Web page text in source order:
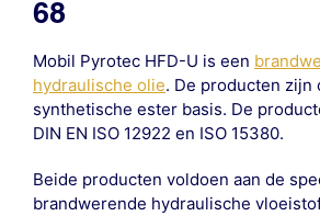
68
Mobil Pyrotec HFD-U is een
hydraulische olie. De producten zijn
synthetische ester basis. De
DIN EN ISO 12922 en ISO 15380.
Beide producten voldoen aan de
brandwerende hydraulische